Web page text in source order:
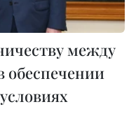
между
обеспечении